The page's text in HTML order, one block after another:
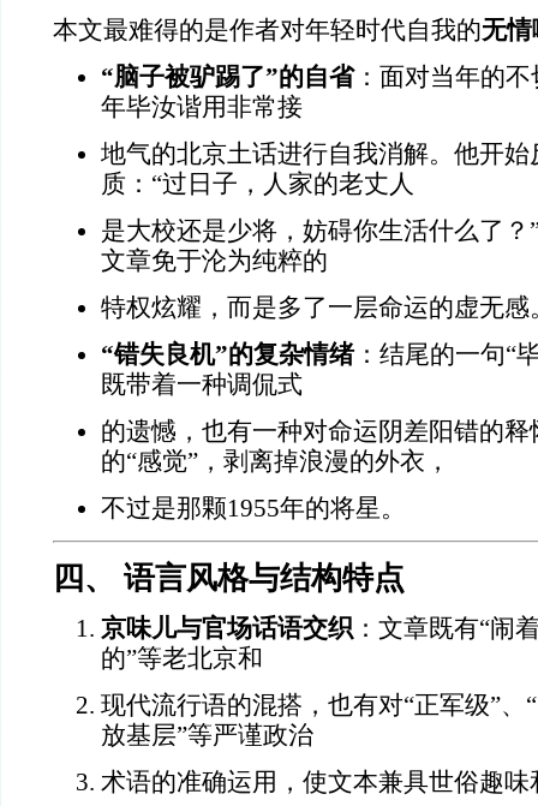
本文最难得的是作者对年轻时代自我的无
“脑子被驴踢了”的自省：面对当年的
年毕汝谐用非常接
地气的北京土话进行自我消解。他开始
质：“过日子，人家的老丈人
是大校还是少将，妨碍你生活什么了？
文章免于沦为纯粹的
特权炫耀，而是多了一层命运的虚无感
“错失良机”的复杂情绪：结尾的一句“
既带着一种调侃式
的遗憾，也有一种对命运阴差阳错的
的“感觉”，剥离掉浪漫的外衣，
不过是那颗1955年的将星。
四、 语言风格与结构特点
京味儿与官场话语交织 ：文章既有“闹
的”等老北京和
现代流行语的混搭，也有对“正军级”、
放基层”等严谨政治
术语的准确运用，使文本兼具世俗趣味